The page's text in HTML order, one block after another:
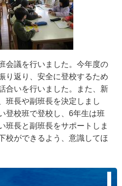
会議を行いました。今年度の
り返り、安全に登校するため
合いを行いました。また、新
班長や副班長を決定しまし
登校班で登校し、6年生は班
班長と副班長をサポートしま
校ができるよう、意識してほ